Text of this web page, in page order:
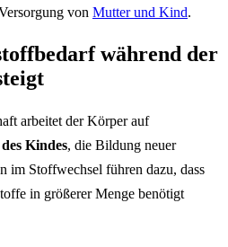
von Mutter und Kind.
während der
arbeitet der Körper auf
Kindes, die Bildung neuer
im Stoffwechsel führen dazu, dass
in größerer Menge benötigt